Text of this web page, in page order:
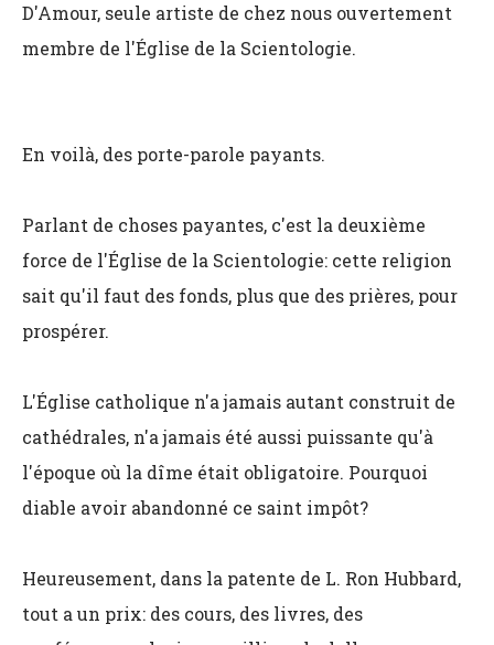
D'Amour, seule artiste de chez nous ouvertement
membre de l'Église de la Scientologie.
En voilà, des porte-parole payants.
Parlant de choses payantes, c'est la deuxième
force de l'Église de la Scientologie: cette religion
sait qu'il faut des fonds, plus que des prières, pour
prospérer.
L'Église catholique n'a jamais autant construit de
cathédrales, n'a jamais été aussi puissante qu'à
l'époque où la dîme était obligatoire. Pourquoi
diable avoir abandonné ce saint impôt?
Heureusement, dans la patente de L. Ron Hubbard,
tout a un prix: des cours, des livres, des